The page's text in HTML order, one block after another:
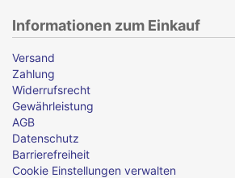
Informationen zum Einkauf
Versand
Zahlung
Widerrufsrecht
Gewährleistung
AGB
Datenschutz
Barrierefreiheit
Cookie Einstellungen verwalten